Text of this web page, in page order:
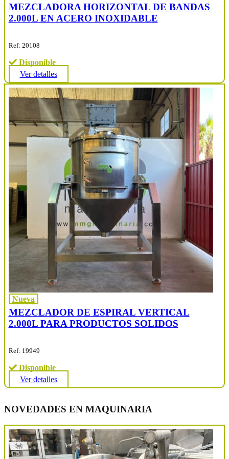
MEZCLADORA HORIZONTAL DE BANDAS
2.000L EN ACERO INOXIDABLE
Ref: 20108
Disponible
Ver detalles
Nueva
MEZCLADOR DE ESPIRAL VERTICAL
2.000L PARA PRODUCTOS SOLIDOS
Ref: 19949
Disponible
Ver detalles
NOVEDADES EN MAQUINARIA